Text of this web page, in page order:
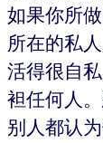
如果你所
所在的私
活得很自
袒任何人
别人都认